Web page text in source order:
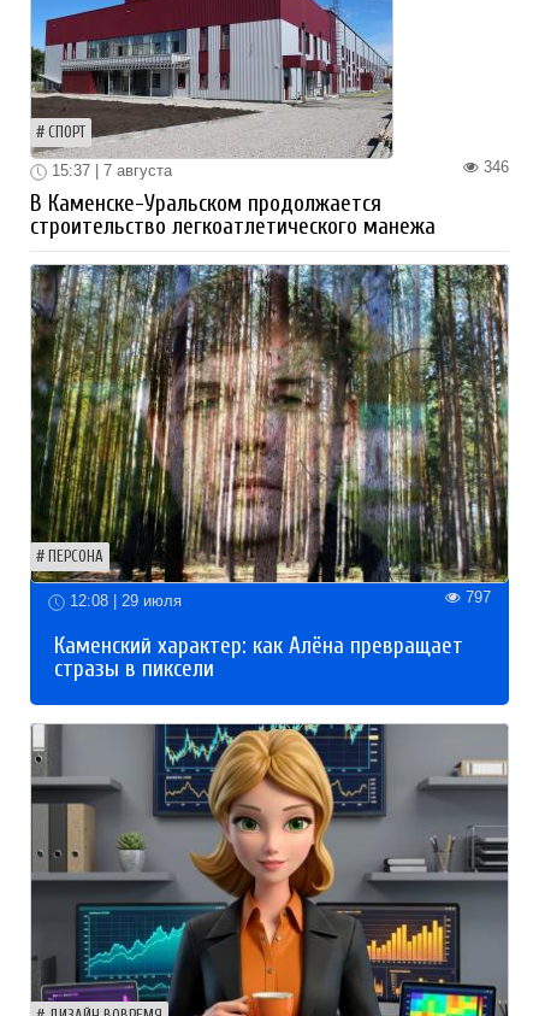
СПОРТ
346
15:37 | 7 августа
В Каменске-Уральском продолжается
строительство легкоатлетического манежа
ПЕРСОНА
12:08 | 29 июля 797
Каменский характер: как Алёна превращает
стразы в пиксели